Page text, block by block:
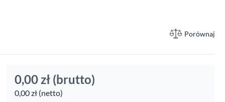
Porównaj
0,00 zł (brutto)
0,00 zł (netto)